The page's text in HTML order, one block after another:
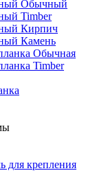
Обычный
Timber
Кирпич
Камень
Обычная
Timber
для крепления